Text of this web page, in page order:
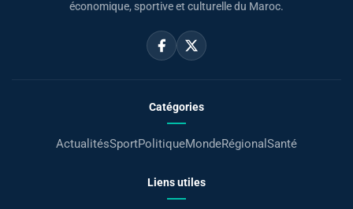
économique, sportive et culturelle du Maroc.
Catégories
ActualitésSportPolitiqueMondeRégional Santé
Liens utiles